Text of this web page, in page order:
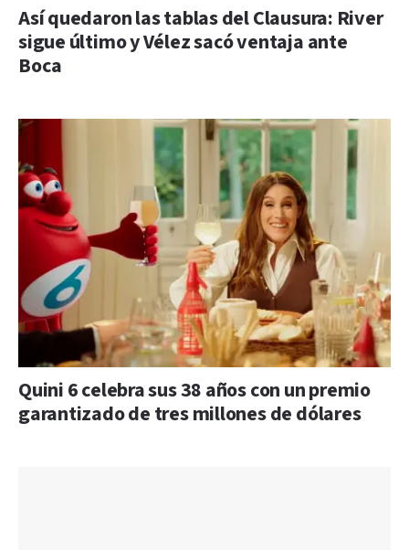
Así quedaron las tablas del Clausura: River
sigue último y Vélez sacó ventaja ante
Boca
Quini 6 celebra sus 38 años con un premio
garantizado de tres millones de dólares